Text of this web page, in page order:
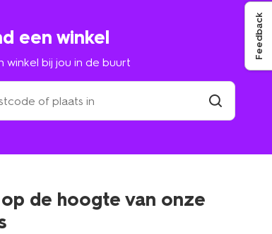
Feedback
een winkel
winkel bij jou in de buurt
de hoogte van onze